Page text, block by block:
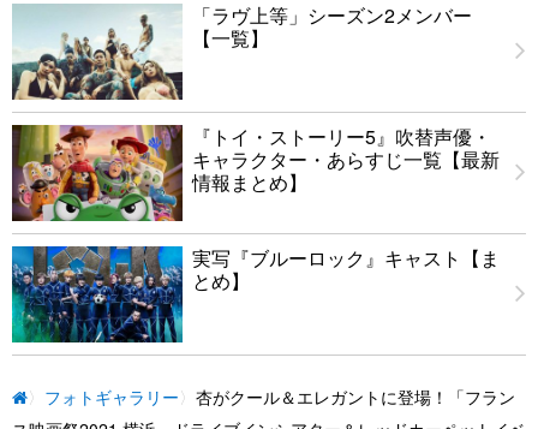
「ラヴ上等」シーズン2メンバー
【一覧】
『トイ・ストーリー5』吹替声優・
キャラクター・あらすじ一覧【最新
情報まとめ】
実写『ブルーロック』キャスト【ま
とめ】
フォトギャラリー
杏がクール＆エレガントに登場！「フラン